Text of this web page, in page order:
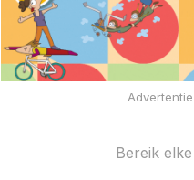
Advertentie
Bereik